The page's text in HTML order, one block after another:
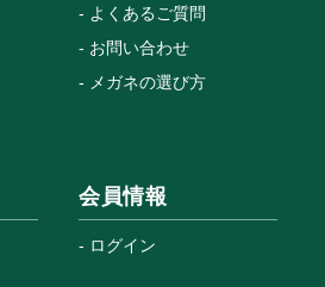
よくあるご質問
お問い合わせ
メガネの選び方
会員情報
ログイン